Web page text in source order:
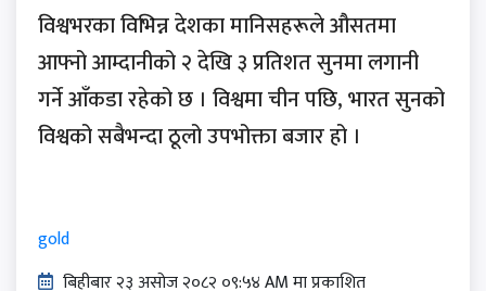
विश्वभरका विभिन्न देशका मानिसहरूले औसतमा
आफ्नो आम्दानीको २ देखि ३ प्रतिशत सुनमा लगानी
गर्ने आँकडा रहेको छ । विश्वमा चीन पछि, भारत सुनको
विश्वको सबैभन्दा ठूलो उपभोक्ता बजार हो ।
gold
बिहीबार २३ असोज २०८२ ०९:५४ AM मा प्रकाशित